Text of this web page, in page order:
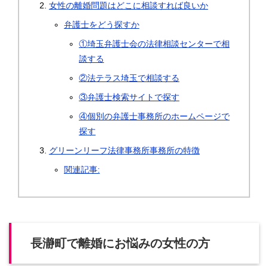
女性の離婚問題はどこに相談すれば良いか
弁護士をどう探すか
①埼玉弁護士会の法律相談センターで相
談する
②法テラス埼玉で相談する
③弁護士検索サイトで探す
④個別の弁護士事務所のホームページで
探す
グリーンリーフ法律事務所事務所の特徴
関連記事:
長瀞町で離婚にお悩みの女性の方